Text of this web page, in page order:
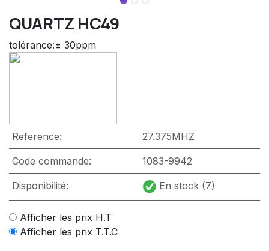
QUARTZ HC49
tolérance:± 30ppm
Reference: 27.375MHZ
Code commande: 1083-9942
Disponibilité: En stock (7)
Afficher les prix H.T
Afficher les prix T.T.C